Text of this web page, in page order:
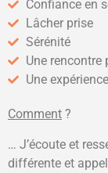
Confiance en
Lâcher prise
Sérénité
Une rencontre
Une
Comment ?
… J’écoute et
différente et